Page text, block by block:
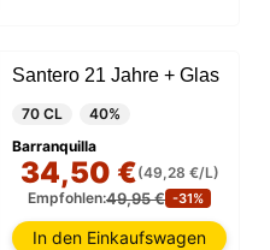
Santero 21 Jahre + Glas
70 CL
40%
Barranquilla
34,50 €(49,28 €/L)
Empfohlen:49,95 € -31%
In den Einkaufswagen